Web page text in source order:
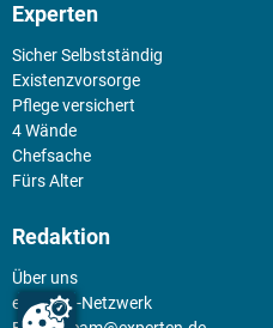
Experten
Sicher Selbstständig
Existenz­vorsorge
Pflege versichert
4 Wände
Chefsache
Fürs Alter
Redaktion
Über uns
experten-Netzwerk